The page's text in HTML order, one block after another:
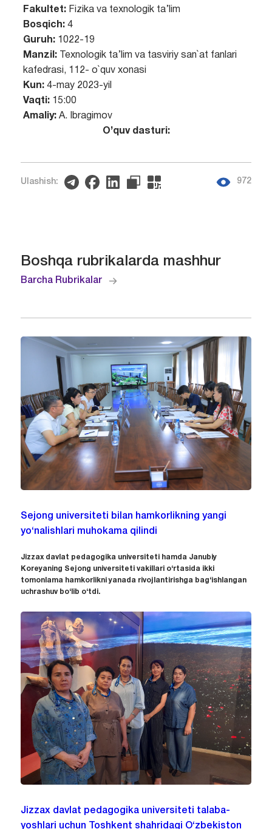
Fakultet:Fizika va texnologik ta’lim
Bosqich:4
Guruh:1022-19
Manzil:Texnologik ta’lim va tasviriy san`at fanlari
kafedrasi, 112- o`quv xonasi
Kun: 4-may 2023-yil
Vaqti:15:00
Amaliy:A. Ibragimov
O’quv dasturi:
Ulashish: 972
Boshqa rubrikalarda mashhur
Barcha Rubrikalar
Sejong universiteti bilan hamkorlikning yangi
yo‘nalishlari muhokama qilindi
Jizzax davlat pedagogika universiteti hamda Janubiy
Koreyaning Sejong universiteti vakillari o‘rtasida ikki
tomonlama hamkorlikni yanada rivojlantirishga bag‘ishlangan
uchrashuv bo‘lib o‘tdi.
Jizzax davlat pedagogika universiteti talaba-
yoshlari uchun Toshkent shahridagi O‘zbekiston